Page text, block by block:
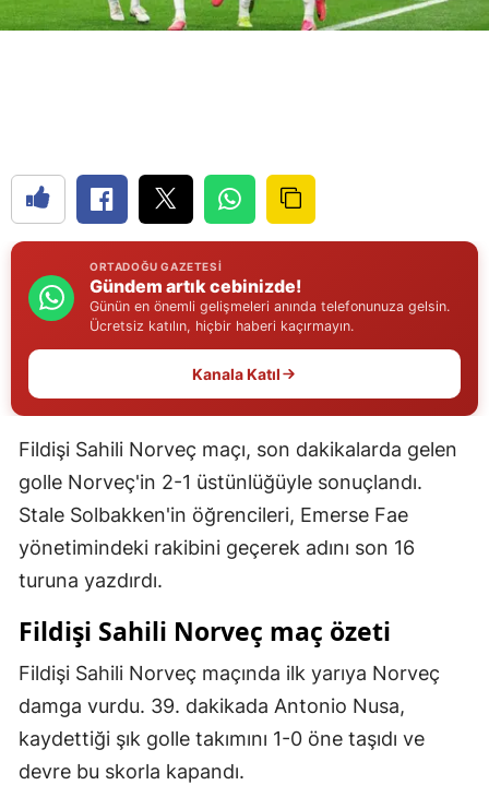
Çankırı
Edirne
Erzincan
Erzurum
Giresun
Gümüşhane
Mersin
İstanbul
ORTADOĞU GAZETESI
Gündem artık cebinizde!
Günün en önemli gelişmeleri anında telefonunuza gelsin.
Ücretsiz katılın, hiçbir haberi kaçırmayın.
Kanala Katıl
Fildişi Sahili Norveç maçı, son dakikalarda gelen
golle Norveç'in 2-1 üstünlüğüyle sonuçlandı.
Stale Solbakken'in öğrencileri, Emerse Fae
yönetimindeki rakibini geçerek adını son 16
turuna yazdırdı.
Fildişi Sahili Norveç maç özeti
Fildişi Sahili Norveç maçında ilk yarıya Norveç
damga vurdu. 39. dakikada Antonio Nusa,
kaydettiği şık golle takımını 1-0 öne taşıdı ve
devre bu skorla kapandı.